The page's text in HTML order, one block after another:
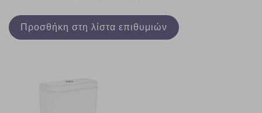
Προσθήκη στη λίστα επιθυμιών